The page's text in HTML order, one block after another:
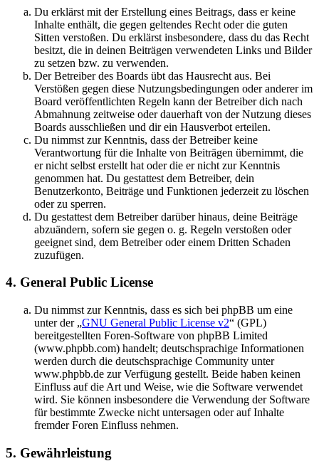
Du erklärst mit der Erstellung eines Beitrags, dass er keine
Inhalte enthält, die gegen geltendes Recht oder die guten
Sitten verstoßen. Du erklärst insbesondere, dass du das Recht
besitzt, die in deinen Beiträgen verwendeten Links und Bilder
zu setzen bzw. zu verwenden.
Der Betreiber des Boards übt das Hausrecht aus. Bei
Verstößen gegen diese Nutzungsbedingungen oder anderer im
Board veröffentlichten Regeln kann der Betreiber dich nach
Abmahnung zeitweise oder dauerhaft von der Nutzung dieses
Boards ausschließen und dir ein Hausverbot erteilen.
Du nimmst zur Kenntnis, dass der Betreiber keine
Verantwortung für die Inhalte von Beiträgen übernimmt, die
er nicht selbst erstellt hat oder die er nicht zur Kenntnis
genommen hat. Du gestattest dem Betreiber, dein
Benutzerkonto, Beiträge und Funktionen jederzeit zu löschen
oder zu sperren.
Du gestattest dem Betreiber darüber hinaus, deine Beiträge
abzuändern, sofern sie gegen o. g. Regeln verstoßen oder
geeignet sind, dem Betreiber oder einem Dritten Schaden
zuzufügen.
4. General Public License
Du nimmst zur Kenntnis, dass es sich bei phpBB um eine
unter der „GNU General Public License v2“ (GPL)
bereitgestellten Foren-Software von phpBB Limited
(www.phpbb.com) handelt; deutschsprachige Informationen
werden durch die deutschsprachige Community unter
www.phpbb.de zur Verfügung gestellt. Beide haben keinen
Einfluss auf die Art und Weise, wie die Software verwendet
wird. Sie können insbesondere die Verwendung der Software
für bestimmte Zwecke nicht untersagen oder auf Inhalte
fremder Foren Einfluss nehmen.
5. Gewährleistung